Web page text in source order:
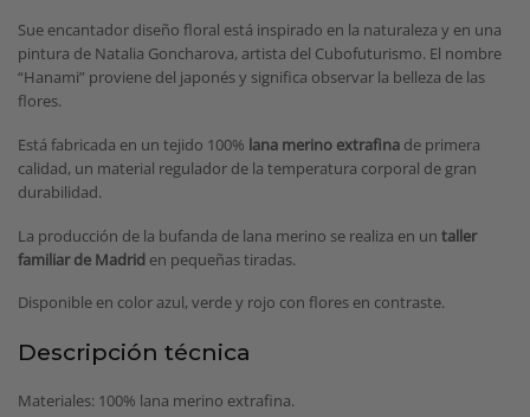
Sue encantador diseño floral está inspirado en la naturaleza y en una
pintura de Natalia Goncharova, artista del Cubofuturismo. El nombre
“Hanami” proviene del japonés y significa observar la belleza de las
flores.
Está fabricada en un tejido 100% lana merino extrafina de primera
calidad, un material regulador de la temperatura corporal de gran
durabilidad.
La producción de la bufanda de lana merino se realiza en un taller
familiar de Madrid en pequeñas tiradas.
Disponible en color azul, verde y rojo con flores en contraste.
Descripción técnica
Materiales: 100% lana merino extrafina.